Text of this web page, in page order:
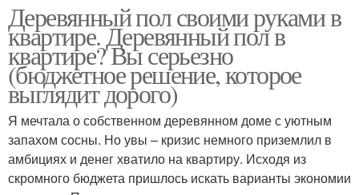
Деревянный пол своими руками в
квартире. Деревянный пол в
квартире? Вы серьезно
(бюджетное решение, которое
выглядит дорого)
Я мечтала о собственном деревянном доме с уютным
запахом сосны. Но увы – кризис немного приземлил в
амбициях и денег хватило на квартиру. Исходя из
скромного бюджета пришлось искать варианты экономии